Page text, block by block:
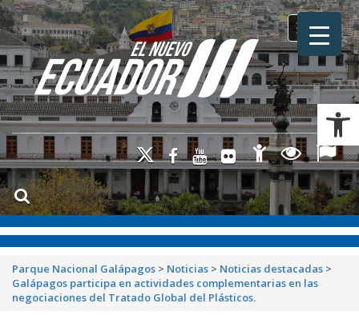
Toggle
Parque Nacional Galápagos > Noticias > Noticias destacadas >
Galápagos participa en actividades complementarias en las
negociaciones del Tratado Global del Plásticos.